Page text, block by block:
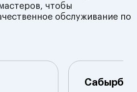
чтобы
обслуживание по
Сабырбек